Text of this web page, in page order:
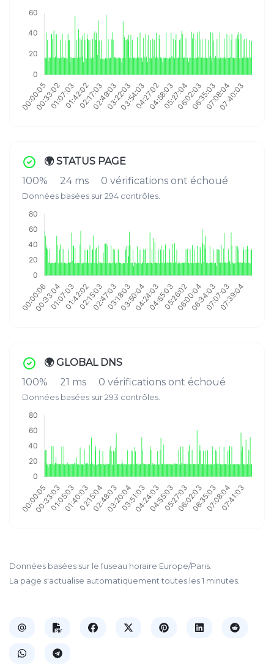
🌍 STATUS PAGE
100%
24 ms 0 vérifications ont échoué
Données basées sur 294 contrôles.
🌍 GLOBAL DNS
100%
21 ms 0 vérifications ont échoué
Données basées sur 293 contrôles.
Données basées sur le fuseau horaire Europe/Paris.
La page s'actualise automatiquement toutes les 1 minutes.